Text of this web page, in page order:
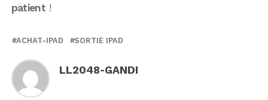
patient !
ACHAT-IPAD SORTIE IPAD
LL2048-GANDI